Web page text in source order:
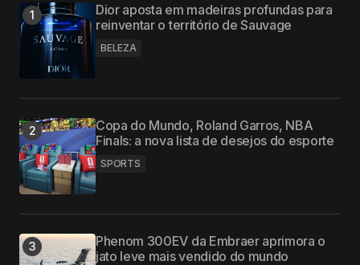
Dior aposta em madeiras profundas para
reinventar o território de Sauvage
BELEZA
Copa do Mundo, Roland Garros, NBA
Finals: a nova lista de desejos do esporte
SPORTS
Phenom 300EV da Embraer aprimora o
jato leve mais vendido do mundo